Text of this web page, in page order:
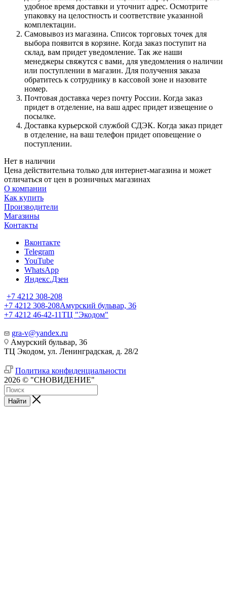
удобное время доставки и уточнит адрес. Осмотрите
упаковку на целостность и соответствие указанной
комплектации.
Самовывоз из магазина. Список торговых точек для
выбора появится в корзине. Когда заказ поступит на
склад, вам придет уведомление. Так же наши
менеджеры свяжутся с вами, для уведомления о наличии
или поступлении в магазин. Для получения заказа
обратитесь к сотруднику в кассовой зоне и назовите
номер.
Почтовая доставка через почту России. Когда заказ
придет в отделение, на ваш адрес придет извещение о
посылке.
Доставка курьерской службой СДЭК. Когда заказ придет
в отделение, на ваш телефон придет оповещение о
поступлении.
Нет в наличии
Цена действительна только для интернет-магазина и может
отличаться от цен в розничных магазинах
О компании
Как купить
Производители
Магазины
Контакты
Вконтакте
Telegram
YouTube
WhatsApp
Яндекс.Дзен
+7 4212 308-208
+7 4212 308-208Амурский бульвар, 36
+7 4212 46-42-11ТЦ "Экодом"
gra-v@yandex.ru
Амурский бульвар, 36
ТЦ Экодом, ул. Ленинградская, д. 28/2
Политика конфиденциальности
2026 © "СНОВИДЕНИЕ"
Найти